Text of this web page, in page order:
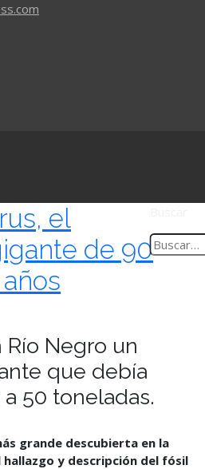
el
de 90
Negro un
que debía
50 toneladas.
grande descubierta en la
y descripción del fósil